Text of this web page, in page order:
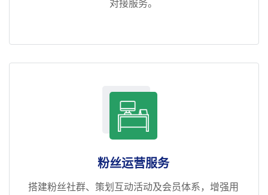
对接服务。
粉丝运营服务
搭建粉丝社群、策划互动活动及会员体系，增强用